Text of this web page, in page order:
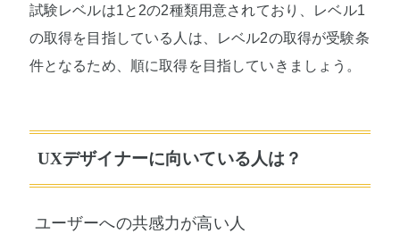
試験レベルは1と2の2種類用意されており、レベル1
の取得を目指している人は、レベル2の取得が受験条
件となるため、順に取得を目指していきましょう。
UXデザイナーに向いている人は？
ユーザーへの共感力が高い人